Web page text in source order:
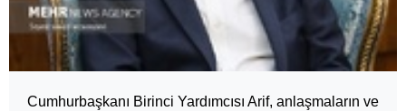
Cumhurbaşkanı Birinci Yardımcısı Arif, anlaşmaların ve